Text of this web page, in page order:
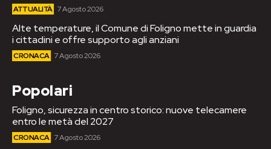
ATTUALITÀ 7 Agosto 2026
Alte temperature, il Comune di Foligno mette in guardia
i cittadini e offre supporto agli anziani
CRONACA 7 Agosto 2026
Popolari
Foligno, sicurezza in centro storico: nuove telecamere
entro le metà del 2027
CRONACA 7 Agosto 2026